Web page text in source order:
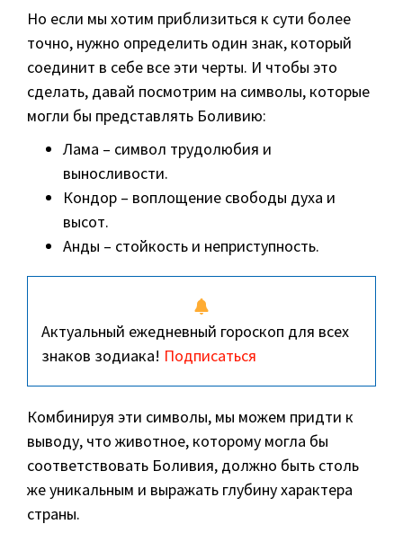
Но если мы хотим приблизиться к сути более
точно, нужно определить один знак, который
соединит в себе все эти черты. И чтобы это
сделать, давай посмотрим на символы, которые
могли бы представлять Боливию:
Лама – символ трудолюбия и
выносливости.
Кондор – воплощение свободы духа и
высот.
Анды – стойкость и неприступность.
Актуальный ежедневный гороскоп для всех
знаков зодиака! Подписаться
Комбинируя эти символы, мы можем придти к
выводу, что животное, которому могла бы
соответствовать Боливия, должно быть столь
же уникальным и выражать глубину характера
страны.